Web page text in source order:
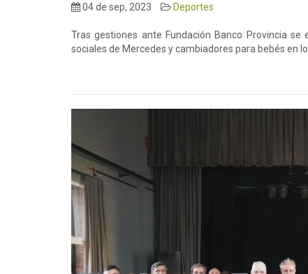
04 de sep, 2023 Deportes
Tras gestiones ante Fundación Banco Provincia
sociales de Mercedes y cambiadores para bebés en